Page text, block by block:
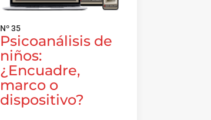
Nº 35
Psicoanálisis de
niños:
¿Encuadre,
marco o
dispositivo?